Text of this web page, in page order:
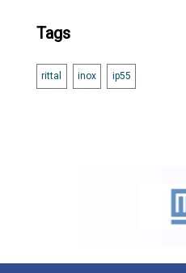
Tags
rittal inox ip55